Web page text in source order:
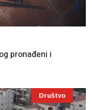
pronađeni i
Društvo